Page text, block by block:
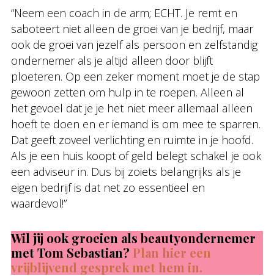
“Neem een coach in de arm; ECHT. Je remt en
saboteert niet alleen de groei van je bedrijf, maar
ook de groei van jezelf als persoon en zelfstandig
ondernemer als je altijd alleen door blijft
ploeteren. Op een zeker moment moet je de stap
gewoon zetten om hulp in te roepen. Alleen al
het gevoel dat je je het niet meer allemaal alleen
hoeft te doen en er iemand is om mee te sparren.
Dat geeft zoveel verlichting en ruimte in je hoofd.
Als je een huis koopt of geld belegt schakel je ook
een adviseur in. Dus bij zoiets belangrijks als je
eigen bedrijf is dat net zo essentieel en
waardevol!”
Wil jij ook groeien als beautyondernemer
met Tom Sebastian? Plan hier een
vrijblijvend gesprek met hem in.